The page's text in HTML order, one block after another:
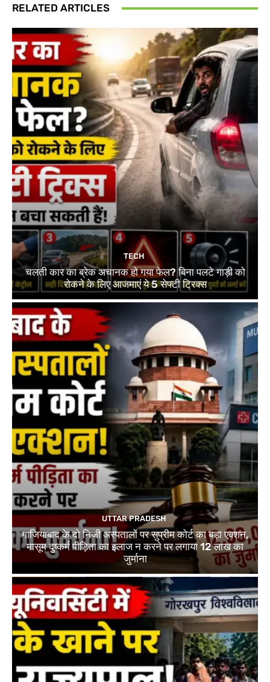
RELATED ARTICLES
TECH
चलती कार का ब्रेक अचानक हो गया फेल? बिना पलटे गाड़ी को
रोकने के लिए आजमाएं ये 5 सेफ्टी ट्रिक्स
UTTAR PRADESH
गाजियाबाद के दो निजी अस्पतालों पर सुप्रीम कोर्ट का बड़ा एक्शन,
मासूम दुष्कर्म पीड़िता का इलाज न करने पर लगाया 12 लाख का
जुर्माना